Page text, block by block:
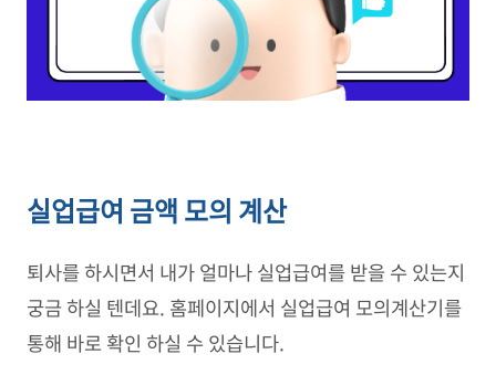
실업급여 금액 모의 계산
퇴사를 하시면서 내가 얼마나 실업급여를 받을 수 있는지
궁금 하실 텐데요. 홈페이지에서 실업급여 모의계산기를
통해 바로 확인 하실 수 있습니다.